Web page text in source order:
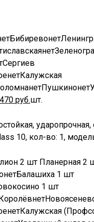
Бибиревонет
нет
Сергиев
нетКалужская
нетПушкинонет
руб.шт.
ударопрочная,
10, кол-во: 1,
2 шт Планерная 2
нетБалашиха 1 шт
1 шт
нет
нетКалужская